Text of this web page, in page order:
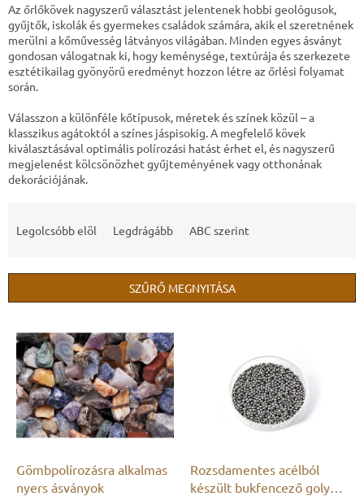
Az őrlőkövek nagyszerű választást jelentenek hobbi geológusok,
gyűjtők, iskolák és gyermekes családok számára, akik el szeretnének
merülni a kőművesség látványos világában. Minden egyes ásványt
gondosan válogatnak ki, hogy keménysége, textúrája és szerkezete
esztétikailag gyönyörű eredményt hozzon létre az őrlési folyamat
során.
Válasszon a különféle kőtípusok, méretek és színek közül – a
klasszikus agátoktól a színes jáspisokig. A megfelelő kövek
kiválasztásával optimális polírozási hatást érhet el, és nagyszerű
megjelenést kölcsönözhet gyűjteményének vagy otthonának
dekorációjának.
k
d
Legolcsóbb elöl Legdrágább ABC szerint
SZŰRŐ MEGNYITÁSA
m
Gömbpolírozásra alkalmas
nyers ásványok
Rozsdamentes acélból
készült bukfencező golyók